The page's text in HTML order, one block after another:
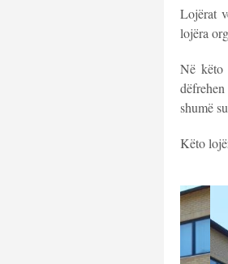
Lojërat
lojëra
Në këto
shumë
Këto